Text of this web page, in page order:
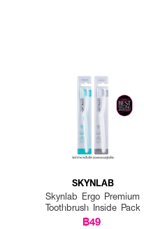
SKYNLAB
Skynlab Ergo Premium
Toothbrush Inside Pack
฿49